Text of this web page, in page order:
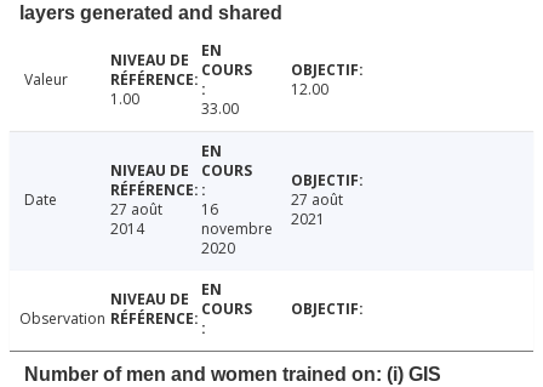
layers generated and shared
Valeur
1.00
33.00
12.00
Date
27 août
2014
16
novembre
2020
27 août
2021
Observation
Number of men and women trained on: (i) GIS